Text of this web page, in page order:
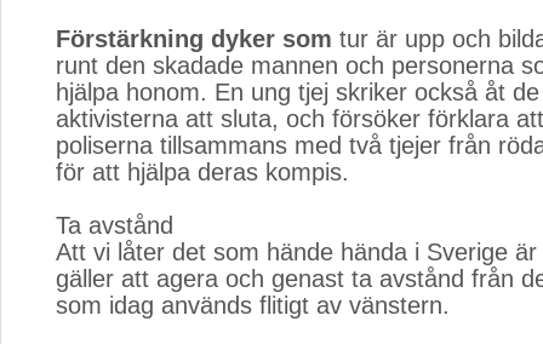
Förstärkning dyker som tur är upp och
runt den skadade mannen och personerna
hjälpa honom. En ung tjej skriker också åt
aktivisterna att sluta, och försöker förklara
poliserna tillsammans med två tjejer från
för att hjälpa deras kompis.
Ta avstånd
Att vi låter det som hände hända i Sverige
gäller att agera och genast ta avstånd från
som idag används flitigt av vänstern.